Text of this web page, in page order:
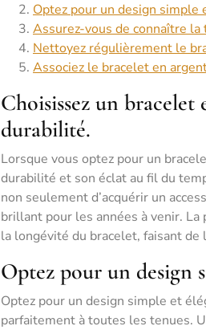
Optez pour un design simple
Assurez-vous de connaître
Nettoyez régulièrement le
Associez le bracelet en
Choisissez un
durabilité.
Lorsque vous optez pour un
durabilité et son éclat au fil du
non seulement d’acquérir un
brillant pour les années à venir.
la longévité du bracelet, faisant
Optez pour un design
Optez pour un design simple et
parfaitement à toutes les tenues.